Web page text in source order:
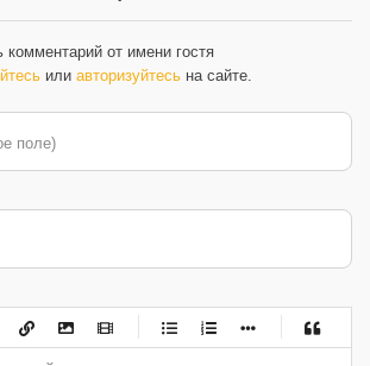
комментарий от имени гостя
или авторизуйтесь на сайте.
поле)
-
-